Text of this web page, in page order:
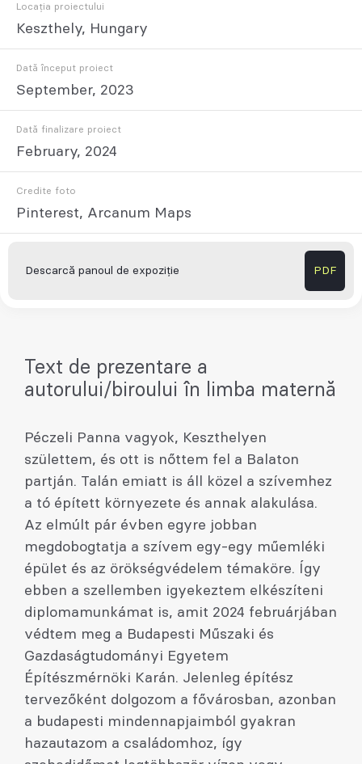
Locația proiectului
Keszthely, Hungary
Dată început proiect
September, 2023
Dată finalizare proiect
February, 2024
Credite foto
Pinterest, Arcanum Maps
Descarcă panoul de expoziție PDF
Text de prezentare a
autorului/biroului în limba maternă
Péczeli Panna vagyok, Keszthelyen
születtem, és ott is nőttem fel a Balaton
partján. Talán emiatt is áll közel a szívemhez
a tó épített környezete és annak alakulása.
Az elmúlt pár évben egyre jobban
megdobogtatja a szívem egy-egy műemléki
épület és az örökségvédelem témaköre. Így
ebben a szellemben igyekeztem elkészíteni
diplomamunkámat is, amit 2024 februárjában
védtem meg a Budapesti Műszaki és
Gazdaságtudományi Egyetem
Építészmérnöki Karán. Jelenleg építész
tervezőként dolgozom a fővárosban, azonban
a budapesti mindennapjaimból gyakran
hazautazom a családomhoz, így